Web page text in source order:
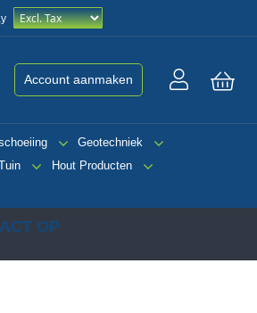
Account aanmaken
Geotechniek
Hout Producten
OP